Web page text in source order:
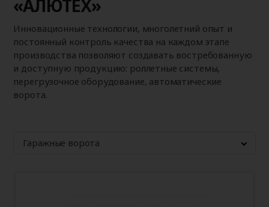
«АЛЮТЕХ»
Инновационные технологии, многолетний опыт и
постоянный контроль качества на каждом этапе
производства позволяют создавать востребованную
и доступную продукцию: роллетные системы,
перегрузочное оборудование, автоматические
ворота.
Гаражные ворота